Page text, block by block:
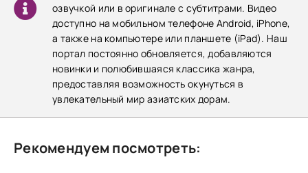
озвучкой или в оригинале с субтитрами. Видео
доступно на мобильном телефоне Android, iPhone,
а также на компьютере или планшете (iPad). Наш
портал постоянно обновляется, добавляются
новинки и полюбившаяся классика жанра,
предоставляя возможность окунуться в
увлекательный мир азиатских дорам.
Рекомендуем посмотреть: